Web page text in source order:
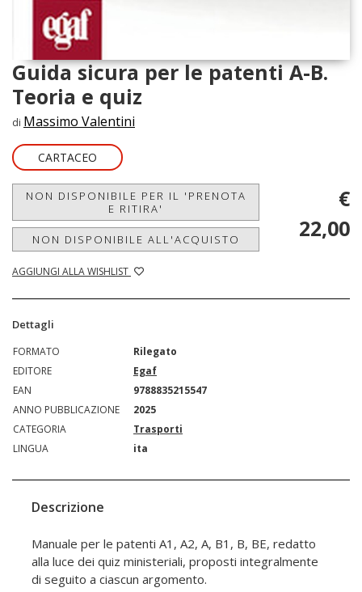
Guida sicura per le patenti A-B.
Teoria e quiz
di Massimo Valentini
CARTACEO
NON DISPONIBILE PER IL 'PRENOTA
E RITIRA'
NON DISPONIBILE ALL'ACQUISTO
AGGIUNGI ALLA WISHLIST
€
22,00
Dettagli
FORMATO
Rilegato
EDITORE
Egaf
EAN
9788835215547
ANNO PUBBLICAZIONE
2025
CATEGORIA
Trasporti
LINGUA
ita
Descrizione
Manuale per le patenti A1, A2, A, B1, B, BE, redatto
alla luce dei quiz ministeriali, proposti integralmente
di seguito a ciascun argomento.